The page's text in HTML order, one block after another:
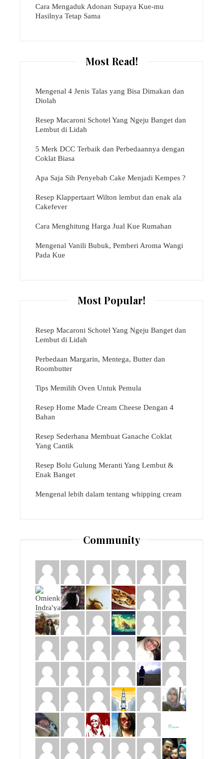
Cara Mengaduk Adonan Supaya Kue-mu
Hasilnya Tetap Sama
Most Read!
Mengenal 4 Jenis Talas yang Bisa Dimakan dan
Diolah
Resep Macaroni Schotel Yang Ngeju Banget dan
Lembut di Lidah
5 Merk DCC Terbaik dan Perbedaannya dengan
Coklat Biasa
Apa Saja Sih Penyebab Cake Menjadi Kempes ?
Resep Klappertaart Wilton lembut dan enak ala
Cakefever
Cara Menghitung Harga Jual Kue Rumahan
Mengenal Vanili Bubuk, Pemberi Aroma Wangi
Pada Kue
Most Popular!
Resep Macaroni Schotel Yang Ngeju Banget dan
Lembut di Lidah
Perbedaan Margarin, Mentega, Butter dan
Roombutter
Tips Memilih Oven Untuk Pemula
Resep Home Made Cream Cheese Dengan 4
Bahan
Resep Sederhana Membuat Ganache Coklat
Yang Cantik
Resep Bolu Gulung Meranti Yang Lembut &
Enak Banget
Mengenal lebih dalam tentang whipping cream
Community